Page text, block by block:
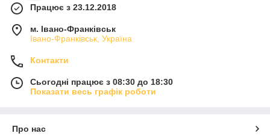
Працює з 23.12.2018
м. Івано-Франківськ
Івано-Франківськ, Україна
Контакти
Сьогодні працює з 08:30 до 18:30
Показати весь графік роботи
Про нас